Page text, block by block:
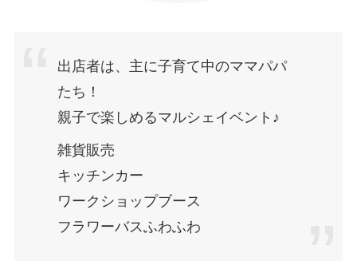
出店者は、主に子育て中のママパパ
たち！
親子で楽しめるマルシェイベント♪
雑貨販売
キッチンカー
ワークショップブース
フラワーバスふわふわ